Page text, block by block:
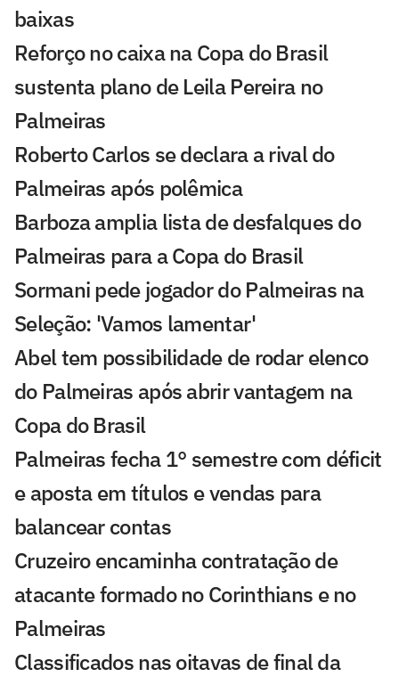
baixas
Reforço no caixa na Copa do Brasil
sustenta plano de Leila Pereira no
Palmeiras
Roberto Carlos se declara a rival do
Palmeiras após polêmica
Barboza amplia lista de desfalques do
Palmeiras para a Copa do Brasil
Sormani pede jogador do Palmeiras na
Seleção: 'Vamos lamentar'
Abel tem possibilidade de rodar elenco
do Palmeiras após abrir vantagem na
Copa do Brasil
Palmeiras fecha 1° semestre com déficit
e aposta em títulos e vendas para
balancear contas
Cruzeiro encaminha contratação de
atacante formado no Corinthians e no
Palmeiras
Classificados nas oitavas de final da